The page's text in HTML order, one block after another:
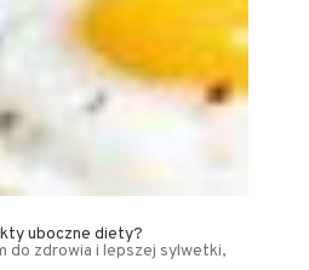
uboczne diety?
do zdrowia i lepszej sylwetki,